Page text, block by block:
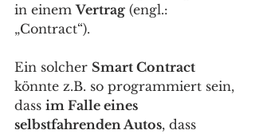
in einem Vertrag (engl.:
„Contract“).
Ein solcher Smart Contract
könnte z.B. so programmiert sein,
dass im Falle eines
selbstfahrenden Autos, dass